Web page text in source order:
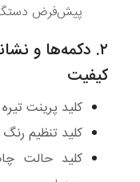
پیش‌فرض
۲. دکمه‌ها و
کیفیت
کلید پرینت
کلید تنظیم رنگ
کلید حالت